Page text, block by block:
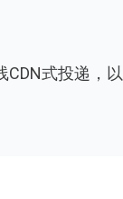
式投递，